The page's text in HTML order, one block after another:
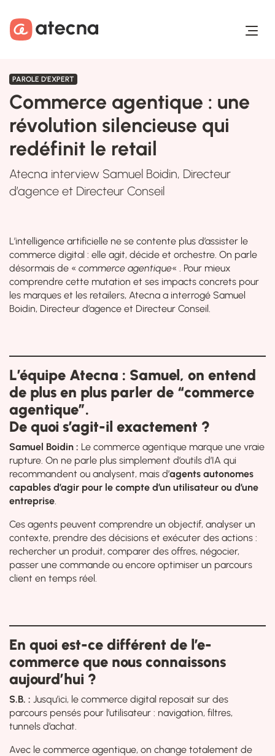
PAROLE D'EXPERT
Commerce agentique : une
révolution silencieuse qui
redéfinit le retail
Atecna interview Samuel Boidin, Directeur
d’agence et Directeur Conseil
L’intelligence artificielle ne se contente plus d’assister le
commerce digital : elle agit, décide et orchestre. On parle
désormais de « commerce agentique« . Pour mieux
comprendre cette mutation et ses impacts concrets pour
les marques et les retailers, Atecna a interrogé Samuel
Boidin, Directeur d’agence et Directeur Conseil.
L’équipe Atecna : Samuel, on entend
de plus en plus parler de “commerce
agentique”.
De quoi s’agit-il exactement ?
Samuel Boidin : Le commerce agentique marque une vraie
rupture. On ne parle plus simplement d’outils d’IA qui
recommandent ou analysent, mais d’agents autonomes
capables d’agir pour le compte d’un utilisateur ou d’une
entreprise.
Ces agents peuvent comprendre un objectif, analyser un
contexte, prendre des décisions et exécuter des actions :
rechercher un produit, comparer des offres, négocier,
passer une commande ou encore optimiser un parcours
client en temps réel.
En quoi est-ce différent de l’e-
commerce que nous connaissons
aujourd’hui ?
S.B. : Jusqu’ici, le commerce digital reposait sur des
parcours pensés pour l’utilisateur : navigation, filtres,
tunnels d’achat.
Avec le commerce agentique, on change totalement de